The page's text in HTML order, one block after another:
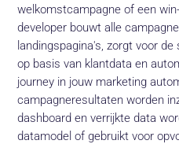
welkomstcampagne of een
developer bouwt alle
landingspagina's, zorgt voor
op basis van klantdata en
journey in jouw marketing
campagneresultaten worden
dashboard en verrijkte data
datamodel of gebruikt voor